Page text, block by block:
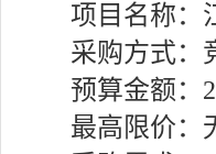
项目名称：
采购方式：
预算金额：
最高限价：